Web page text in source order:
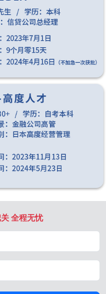
全程无忧